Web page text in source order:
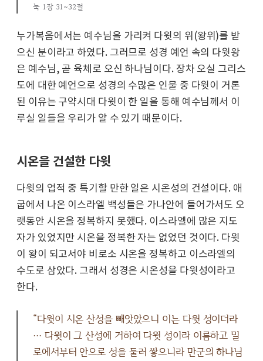
눅 1장 31~32절
누가복음에서는 예수님을 가리켜 다윗의 위(왕위)를 받
으신 분이라고 하였다. 그러므로 성경 예언 속의 다윗왕
은 예수님, 곧 육체로 오신 하나님이다. 장차 오실 그리스
도에 대한 예언으로 성경의 수많은 인물 중 다윗이 거론
된 이유는 구약시대 다윗이 한 일을 통해 예수님께서 이
루실 일들을 우리가 알 수 있기 때문이다.
시온을 건설한 다윗
다윗의 업적 중 특기할 만한 일은 시온성의 건설이다. 애
굽에서 나온 이스라엘 백성들은 가나안에 들어가서도 오
랫동안 시온을 정복하지 못했다. 이스라엘에 많은 지도
자가 있었지만 시온을 정복한 자는 없었던 것이다. 다윗
이 왕이 되고서야 비로소 시온을 정복하고 이스라엘의
수도로 삼았다. 그래서 성경은 시온성을 다윗성이라고
한다.
“다윗이 시온 산성을 빼앗았으니 이는 다윗 성이더라
… 다윗이 그 산성에 거하여 다윗 성이라 이름하고 밀
로에서부터 안으로 성을 둘러 쌓으니라 만군의 하나님